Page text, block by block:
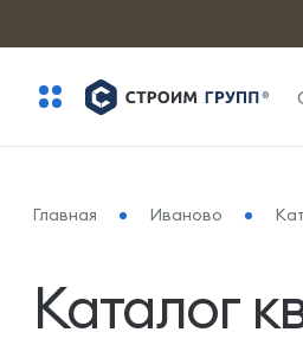
Главная Иваново
Каталог